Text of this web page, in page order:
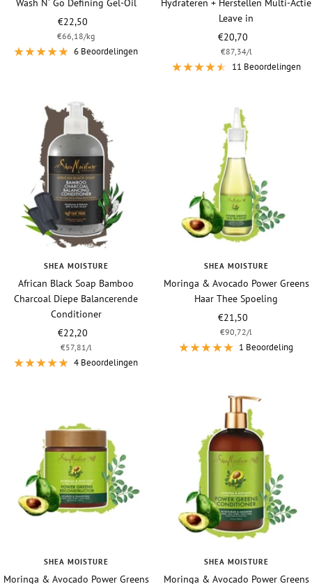
Wash N` Go Defining Gel-Oil
Vraagprijs
€22,50
€66,18/kg
6 Beoordelingen
Hydrateren + Herstellen Multi-Actie
Leave in
Vraagprijs
€20,70
€87,34/l
11 Beoordelingen
SHEA MOISTURE
African Black Soap Bamboo
Charcoal Diepe Balancerende
Conditioner
Vraagprijs
€22,20
€57,81/l
4 Beoordelingen
SHEA MOISTURE
Moringa & Avocado Power Greens
Haar Thee Spoeling
Vraagprijs
€21,50
€90,72/l
1 Beoordeling
SHEA MOISTURE
Moringa & Avocado Power Greens
SHEA MOISTURE
Moringa & Avocado Power Greens